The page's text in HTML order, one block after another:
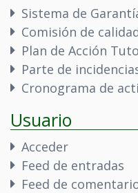
Sistema de
Comisión de
Plan de Acción
Parte de
Cronograma de
Usuario
Acceder
Feed de entradas
Feed de